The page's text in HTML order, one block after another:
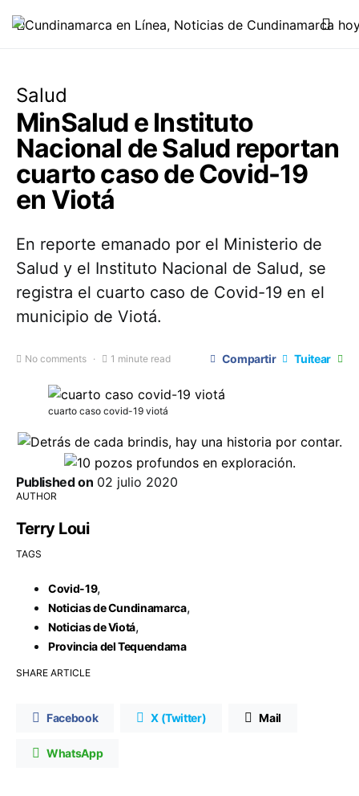
Salud
MinSalud e Instituto
Nacional de Salud reportan
cuarto caso de Covid-19
en Viotá
En reporte emanado por el Ministerio de
Salud y el Instituto Nacional de Salud, se
registra el cuarto caso de Covid-19 en el
municipio de Viotá.
No comments 1 minute read Compartir Tuitear
cuarto caso covid-19 viotá
Published on 02 julio 2020
AUTHOR
Terry Loui
TAGS
Covid-19,
Noticias de Cundinamarca,
Noticias de Viotá,
Provincia del Tequendama
SHARE ARTICLE
Facebook X (Twitter) Mail
WhatsApp